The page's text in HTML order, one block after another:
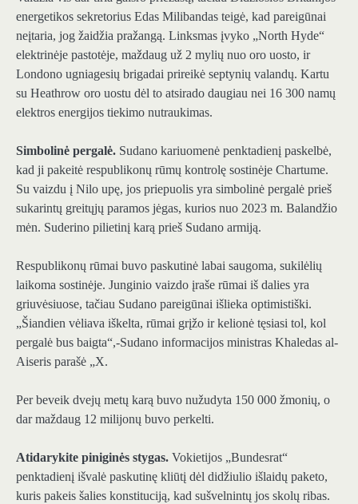
energetikos sekretorius Edas Milibandas teigė, kad pareigūnai
neįtaria, jog žaidžia pražangą. Linksmas įvyko „North Hyde“
elektrinėje pastotėje, maždaug už 2 mylių nuo oro uosto, ir
Londono ugniagesių brigadai prireikė septynių valandų. Kartu
su Heathrow oro uostu dėl to atsirado daugiau nei 16 300 namų
elektros energijos tiekimo nutraukimas.
Simbolinė pergalė. Sudano kariuomenė penktadienį paskelbė,
kad ji pakeitė respublikonų rūmų kontrolę sostinėje Chartume.
Su vaizdu į Nilo upę, jos priepuolis yra simbolinė pergalė prieš
sukarintų greitųjų paramos jėgas, kurios nuo 2023 m. Balandžio
mėn. Suderino pilietinį karą prieš Sudano armiją.
Respublikonų rūmai buvo paskutinė labai saugoma, sukilėlių
laikoma sostinėje. Junginio vaizdo įraše rūmai iš dalies yra
griuvėsiuose, tačiau Sudano pareigūnai išlieka optimistiški.
„Šiandien vėliava iškelta, rūmai grįžo ir kelionė tęsiasi tol, kol
pergalė bus baigta“,-Sudano informacijos ministras Khaledas al-
Aiseris parašė „X.
Per beveik dvejų metų karą buvo nužudyta 150 000 žmonių, o
dar maždaug 12 milijonų buvo perkelti.
Atidarykite piniginės stygas. Vokietijos „Bundesrat“
penktadienį išvalė paskutinę kliūtį dėl didžiulio išlaidų paketo,
kuris pakeis šalies konstituciją, kad sušvelnintų jos skolų ribas.